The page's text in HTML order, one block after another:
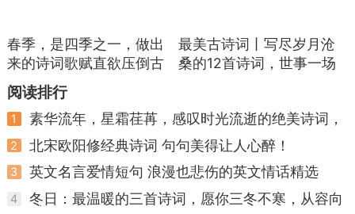
37. 两个黄鹂鸣翠柳，一行白鹭上青天。——
杜甫《绝句》
38. 窗含西岭千秋雪，门泊东吴万里船。——
杜甫《绝句》
39. 沉舟侧畔千帆过，病树前头万木春。——
刘禹锡《酬乐天扬州初逢席上见赠》
40. 晴空一鹤排云上，便引诗情到碧霄。——
春季，是四季之一，做出
来的诗词歌赋直欲压倒古
人
最美古诗词丨写尽岁月沧
桑的12首诗词，世事一场
阅读排行
1
素华流年，星霜荏苒，感叹时光流逝的绝美诗词，
2 北宋欧阳修经典诗词 句句美得让人心醉！
3 英文名言爱情短句 浪漫也悲伤的英文情话精选
4
冬日：最温暖的三首诗词，愿你三冬不寒，从容向